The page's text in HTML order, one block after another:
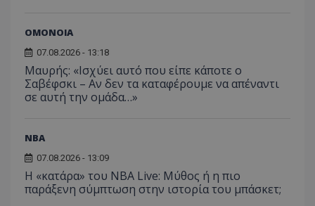
ΟΜΟΝΟΙΑ
07.08.2026 - 13:18
Μαυρής: «Ισχύει αυτό που είπε κάποτε ο
Σαβέφσκι – Αν δεν τα καταφέρουμε να απέναντι
σε αυτή την ομάδα…»
NBA
07.08.2026 - 13:09
Η «κατάρα» του NBA Live: Μύθος ή η πιο
παράξενη σύμπτωση στην ιστορία του μπάσκετ;